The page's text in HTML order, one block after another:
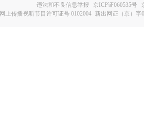
违法和不良信息举报
京ICP证060535号
网上传播视听节目许可证号 0102004 新出网证（京）